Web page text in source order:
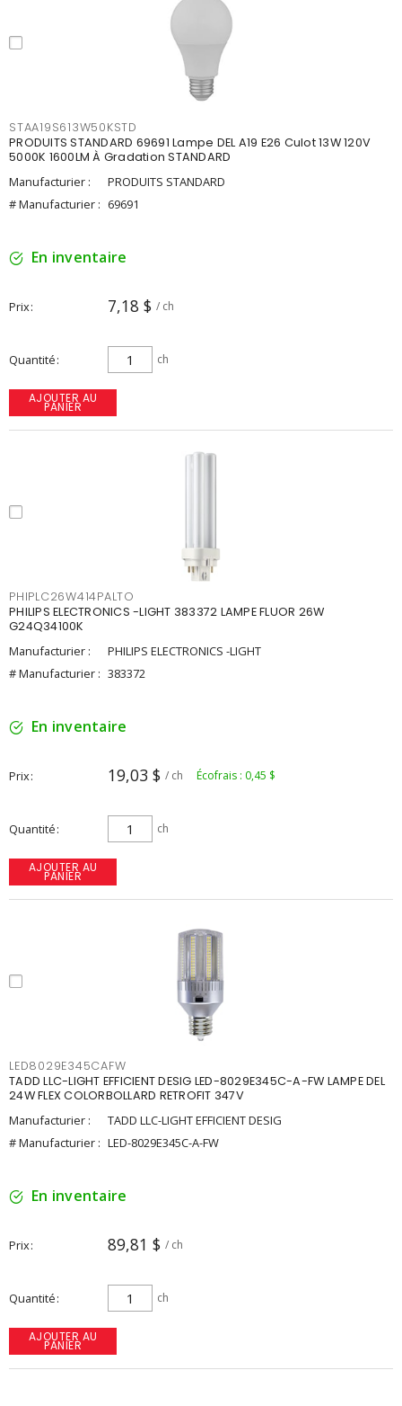
STAA19S613W50KSTD
PRODUITS STANDARD 69691 Lampe DEL A19 E26 Culot 13W 120V
5000K 1600LM À Gradation STANDARD
Manufacturier :
PRODUITS STANDARD
# Manufacturier : 69691
En inventaire
Prix 7,18 $ / ch
Quantité ch
AJOUTER AU
PANIER
PHIPLC26W414PALTO
PHILIPS ELECTRONICS -LIGHT 383372 LAMPE FLUOR 26W
G24Q34100K
Manufacturier :
PHILIPS ELECTRONICS -LIGHT
# Manufacturier : 383372
En inventaire
Prix 19,03 $ / ch Écofrais : 0,45 $
Quantité ch
AJOUTER AU
PANIER
LED8029E345CAFW
TADD LLC-LIGHT EFFICIENT DESIG LED-8029E345C-A-FW LAMPE DEL
24W FLEX COLORBOLLARD RETROFIT 347V
Manufacturier :
TADD LLC-LIGHT EFFICIENT DESIG
# Manufacturier : LED-8029E345C-A-FW
En inventaire
Prix 89,81 $ / ch
Quantité ch
AJOUTER AU
PANIER